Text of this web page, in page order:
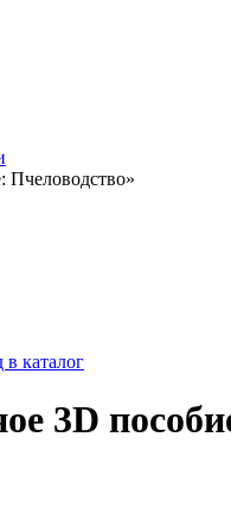
Пчеловодство»
в каталог
3D